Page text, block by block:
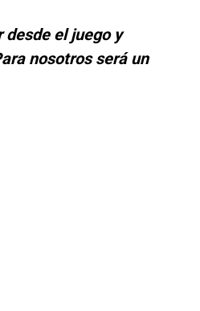
desde el juego y
nosotros será un